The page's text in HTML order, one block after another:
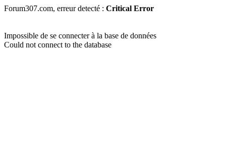
Forum307.com, erreur detecté : Critical Error
Impossible de se connecter à la base de données
Could not connect to the database